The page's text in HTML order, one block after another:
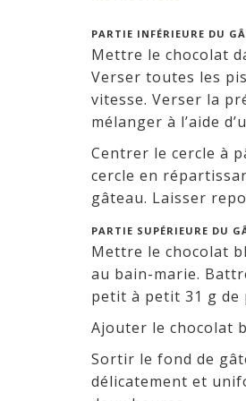
PARTIE INFÉRIEURE DU
Mettre le chocolat
Verser toutes les
vitesse. Verser la
mélanger à l’aide
Centrer le cercle à
cercle en
gâteau. Laisser
PARTIE SUPÉRIEURE DU
Mettre le chocolat
au bain-marie.
petit à petit 31 g de
Ajouter le chocolat
Sortir le fond de
délicatement et